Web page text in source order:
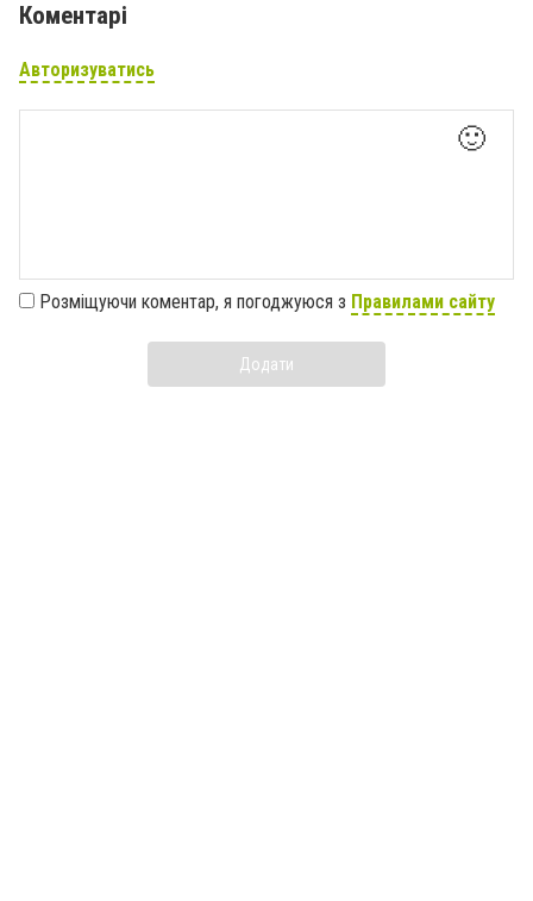
Коментарі
Авторизуватись
🙂
Розміщуючи коментар, я погоджуюся з Правилами сайту
Додати